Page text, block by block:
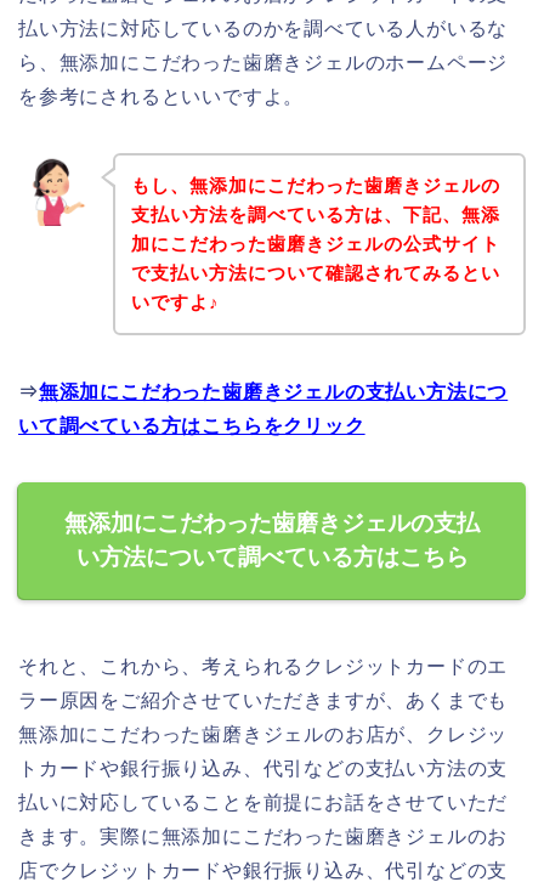
払い方法に対応しているのかを調べている人がいるな
ら、無添加にこだわった歯磨きジェルのホームページ
を参考にされるといいですよ。
もし、無添加にこだわった歯磨きジェルの
支払い方法を調べている方は、下記、無添
加にこだわった歯磨きジェルの公式サイト
で支払い方法について確認されてみるとい
いですよ♪
⇒無添加にこだわった歯磨きジェルの支払い方法につ
いて調べている方はこちらをクリック
無添加にこだわった歯磨きジェルの支払
い方法について調べている方はこちら
それと、これから、考えられるクレジットカードのエ
ラー原因をご紹介させていただきますが、あくまでも
無添加にこだわった歯磨きジェルのお店が、クレジッ
トカードや銀行振り込み、代引などの支払い方法の支
払いに対応していることを前提にお話をさせていただ
きます。実際に無添加にこだわった歯磨きジェルのお
店でクレジットカードや銀行振り込み、代引などの支